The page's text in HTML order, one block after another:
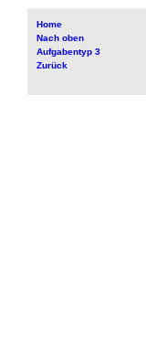
Home
Nach oben
Aufgabentyp 3
Zurück